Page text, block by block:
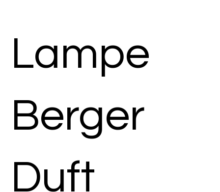
Lampe
Berger
Duft